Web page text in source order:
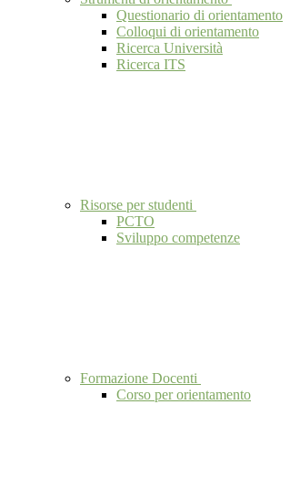
Questionario di orientamento
Colloqui di orientamento
Ricerca Università
Ricerca ITS
Risorse per studenti
PCTO
Sviluppo competenze
Formazione Docenti
Corso per orientamento